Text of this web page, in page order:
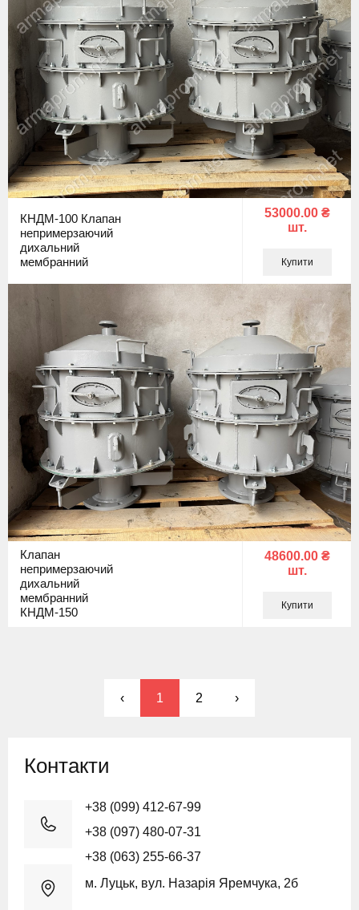
КНДМ-100 Клапан
непримерзаючий
дихальний
мембранний
53000.00 ₴
шт.
Купити
Клапан
непримерзаючий
дихальний
мембранний
КНДМ-150
48600.00 ₴
шт.
Купити
‹ 1 2 ›
Контакти
+38 (099) 412-67-99
+38 (097) 480-07-31
+38 (063) 255-66-37
м. Луцьк, вул. Назарія Яремчука, 2б